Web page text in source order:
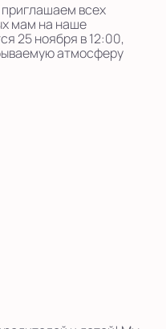
всех
мам на наше
25 ноября в 12:00,
атмосферу